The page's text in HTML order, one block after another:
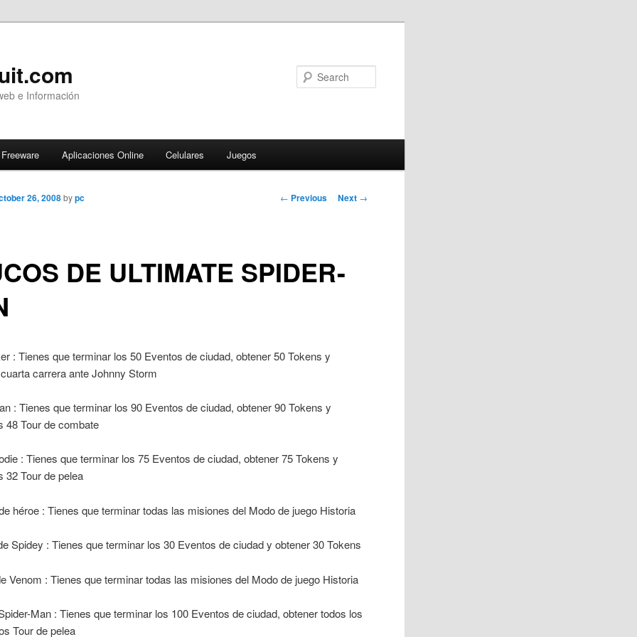
e Información
Freeware Aplicaciones Online Celulares Juegos
Post
← Previous Next →
DE ULTIMATE SPIDER-
26, 2008 bypc
: Tienes que terminar los 50 Eventos de ciudad, obtener 50 Tokens y
carrera ante Johnny Storm
: Tienes que terminar los 90 Eventos de ciudad, obtener 90 Tokens y
48 Tour de combate
: Tienes que terminar los 75 Eventos de ciudad, obtener 75 Tokens y
32 Tour de pelea
héroe : Tienes que terminar todas las misiones del Modo de juego Historia
Spidey : Tienes que terminar los 30 Eventos de ciudad y obtener 30 Tokens
Venom : Tienes que terminar todas las misiones del Modo de juego Historia
Man : Tienes que terminar los 100 Eventos de ciudad, obtener todos los
Tour de pelea